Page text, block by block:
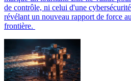
de contrôle, ni celui d'une
révélant un nouveau rapport de force
frontière.